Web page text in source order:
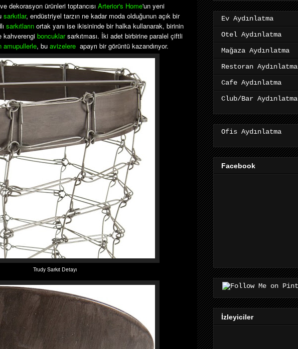
dekorasyon ürünleri toptancısı Arterior's Home'un yeni
sarkıtlar, endüstriyel tarzın ne kadar moda olduğunun açık bir
sarkıtların ortak yanı ise ikisininde bir halka kullanarak, birinin
kahverengi boncuklarsarkıtması. İki adet birbirine paralel çiftli
amupullerle, bu avizelere apayrı bir görüntü kazandırıyor.
Trudy Sarkıt Detayı
Ev Aydınlatma
Otel Aydınlatma
Mağaza Aydınlatma
Restoran Aydınlatma
Cafe Aydınlatma
Club/Bar Aydınlatma
Ofis Aydınlatma
Facebook
İzleyiciler